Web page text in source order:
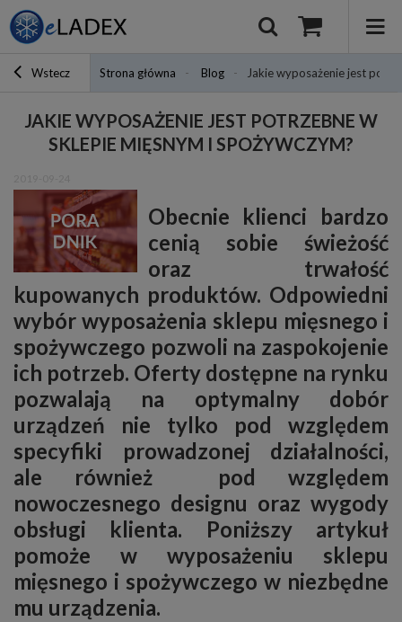
Wstecz Strona główna Blog Jakie wyposażenie jest
JAKIE WYPOSAŻENIE JEST POTRZEBNE W
SKLEPIE MIĘSNYM I SPOŻYWCZYM?
Obecnie klienci bardzo
cenią sobie świeżość
oraz trwałość
kupowanych produktów. Odpowiedni
wybór wyposażenia sklepu mięsnego i
spożywczego pozwoli na zaspokojenie
ich potrzeb. Oferty dostępne na rynku
pozwalają na optymalny dobór
urządzeń nie tylko pod względem
specyfiki prowadzonej działalności,
ale również pod względem
nowoczesnego designu oraz wygody
obsługi klienta. Poniższy artykuł
pomoże w wyposażeniu sklepu
mięsnego i spożywczego w niezbędne
mu urządzenia.